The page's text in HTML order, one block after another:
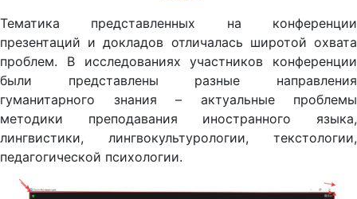
Тематика представленных на конференции
презентаций и докладов отличалась широтой охвата
проблем. В исследованиях участников конференции
были представлены разные направления
гуманитарного знания – актуальные проблемы
методики преподавания иностранного языка,
лингвистики, лингвокультурологии, текстологии,
педагогической психологии.